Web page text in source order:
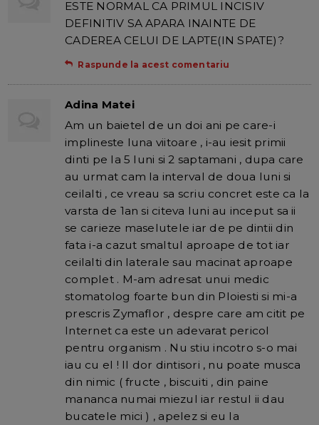
ESTE NORMAL CA PRIMUL INCISIV
DEFINITIV SA APARA INAINTE DE
CADEREA CELUI DE LAPTE(IN SPATE)?
Raspunde la acest comentariu
Adina Matei
Am un baietel de un doi ani pe care-i
implineste luna viitoare , i-au iesit primii
dinti pe la 5 luni si 2 saptamani , dupa care
au urmat cam la interval de doua luni si
ceilalti , ce vreau sa scriu concret este ca la
varsta de 1an si citeva luni au inceput sa ii
se carieze maselutele iar de pe dintii din
fata i-a cazut smaltul aproape de tot iar
ceilalti din laterale sau macinat aproape
complet . M-am adresat unui medic
stomatolog foarte bun din Ploiesti si mi-a
prescris Zymaflor , despre care am citit pe
Internet ca este un adevarat pericol
pentru organism . Nu stiu incotro s-o mai
iau cu el ! Il dor dintisori , nu poate musca
din nimic ( fructe , biscuiti , din paine
mananca numai miezul iar restul ii dau
bucatele mici ) , apelez si eu la